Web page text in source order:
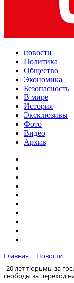
новости
Политика
Общество
Экономика
Безопасность
В мире
История
Эксклюзивы
Фото
Видео
Архив
Главная
Новости
20 лет тюрьмы за
свободы за переход